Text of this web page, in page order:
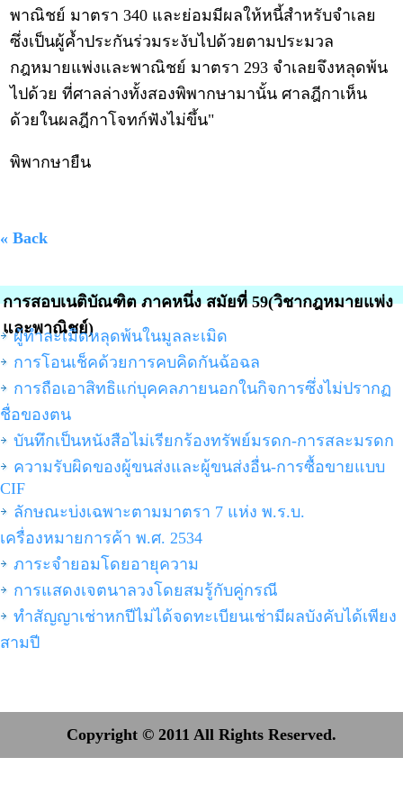
พาณิชย์ มาตรา 340 และย่อมมีผลให้หนี้สำหรับจำเลย
ซึ่งเป็นผู้ค้ำประกันร่วมระงับไปด้วยตามประมวล
กฎหมายแพ่งและพาณิชย์ มาตรา 293 จำเลยจึงหลุดพ้น
ไปด้วย ที่ศาลล่างทั้งสองพิพากษามานั้น ศาลฎีกาเห็น
ด้วยในผลฎีกาโจทก์ฟังไม่ขึ้น"
พิพากษายืน
« Back
การสอบเนติบัณฑิต ภาคหนึ่ง สมัยที่ 59(วิชากฎหมายแพ่ง
และพาณิชย์)
ผู้ทำละเมิดหลุดพ้นในมูลละเมิด
การโอนเช็คด้วยการคบคิดกันฉ้อฉล
การถือเอาสิทธิแก่บุคคลภายนอกในกิจการซึ่งไม่ปรากฏ
ชื่อของตน
บันทึกเป็นหนังสือไม่เรียกร้องทรัพย์มรดก-การสละมรดก
ความรับผิดของผู้ขนส่งและผู้ขนส่งอื่น-การซื้อขายแบบ
CIF
ลักษณะบ่งเฉพาะตามมาตรา 7 แห่ง พ.ร.บ.
เครื่องหมายการค้า พ.ศ. 2534
ภาระจำยอมโดยอายุความ
การแสดงเจตนาลวงโดยสมรู้กับคู่กรณี
ทำสัญญาเช่าหกปีไม่ได้จดทะเบียนเช่ามีผลบังคับได้เพียง
สามปี
Copyright © 2011 All Rights Reserved.